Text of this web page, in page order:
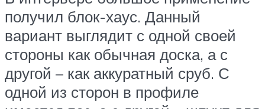
получил блок-хаус. Данный
вариант выглядит с одной своей
стороны как обычная доска, а с
другой – как аккуратный сруб. С
одной из сторон в профиле